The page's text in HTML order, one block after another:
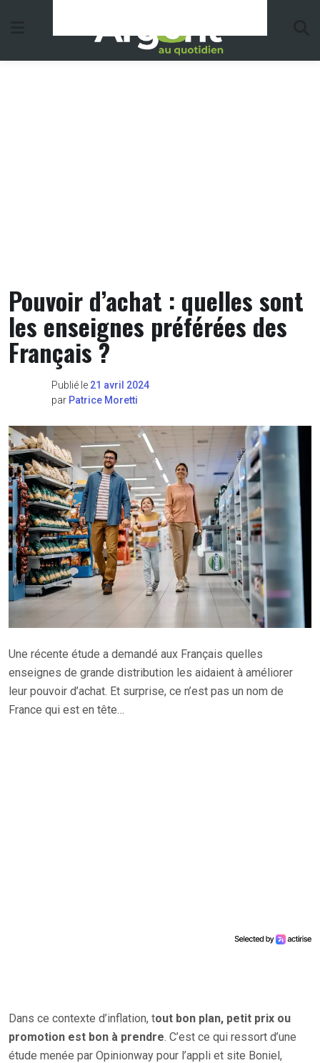
Pouvoir d’achat : quelles sont
les enseignes préférées des
Français ?
Publié le 21 avril 2024
par Patrice Moretti
Une récente étude a demandé aux Français quelles
enseignes de grande distribution les aidaient à améliorer
leur pouvoir d’achat. Et surprise, ce n’est pas un nom de
France qui est en tête…
Dans ce contexte d’inflation, tout bon plan, petit prix ou
promotion est bon à prendre. C’est ce qui ressort d’une
étude menée par Opinionway pour l’appli et site Boniel,